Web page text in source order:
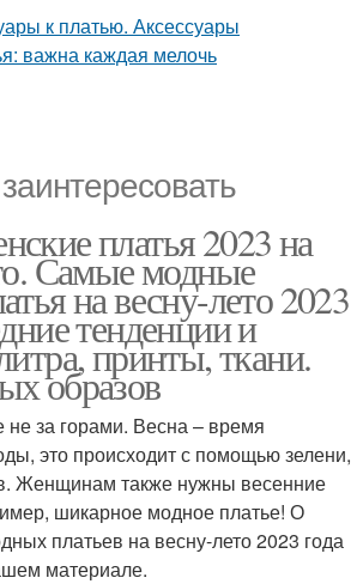
платья 2023 на
Самые модные
на весну-лето 2023
тенденции и
принты, ткани.
образов
за горами. Весна – время
это происходит с помощью зелени,
Женщинам также нужны весенние
шикарное модное платье! О
платьев на весну-лето 2023 года
материале.